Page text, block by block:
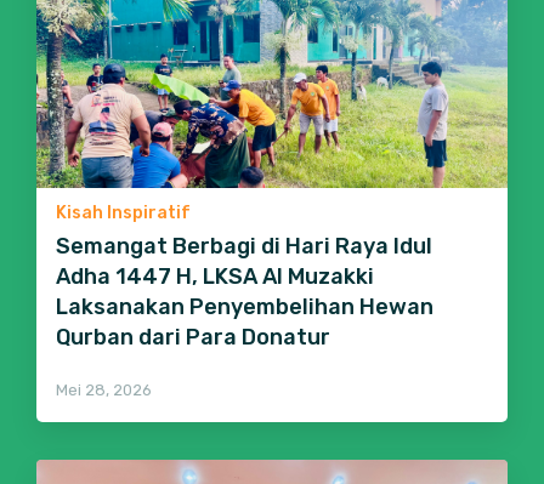
Kisah Inspiratif
Semangat Berbagi di Hari Raya Idul
Adha 1447 H, LKSA Al Muzakki
Laksanakan Penyembelihan Hewan
Qurban dari Para Donatur
Mei 28, 2026